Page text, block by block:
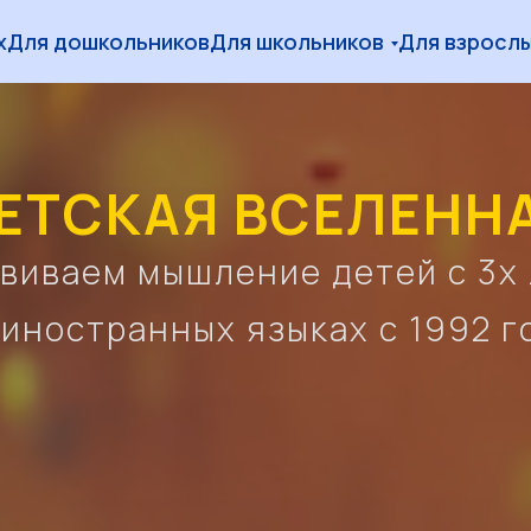
Для дошкольниковДля школьников Для
АНГЛИЙСКИЙ
мышление детей с 3х
языках с 1992